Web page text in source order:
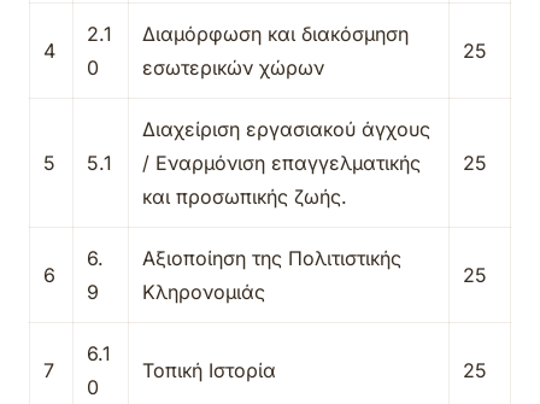
4
2.1
0
Διαμόρφωση και διακόσμηση
εσωτερικών χώρων
25
5 5.1
Διαχείριση εργασιακού άγχους
/ Εναρμόνιση επαγγελματικής
και προσωπικής ζωής.
25
6
6.
9
Αξιοποίηση της Πολιτιστικής
Κληρονομιάς
25
7
6.1
0
Τοπική Ιστορία 25